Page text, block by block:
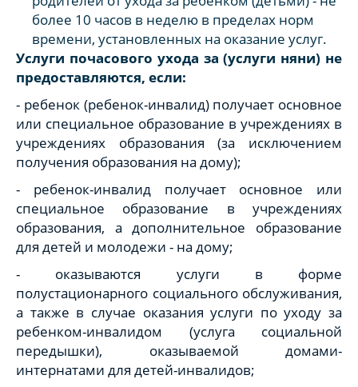
более 10 часов в неделю в пределах норм
времени, установленных на оказание услуг.
Услуги почасового ухода за (услуги няни) не
предоставляются, если:
- ребенок (ребенок-инвалид) получает основное
или специальное образование в учреждениях в
учреждениях образования (за исключением
получения образования на дому);
- ребенок-инвалид получает основное или
специальное образование в учреждениях
образования, а дополнительное образование
для детей и молодежи - на дому;
- оказываются услуги в форме
полустационарного социального обслуживания,
а также в случае оказания услуги по уходу за
ребенком-инвалидом (услуга социальной
передышки), оказываемой домами-
интернатами для детей-инвалидов;